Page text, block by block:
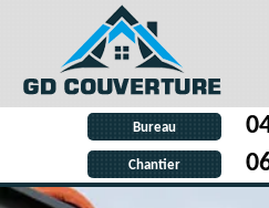
Bureau
Chantier